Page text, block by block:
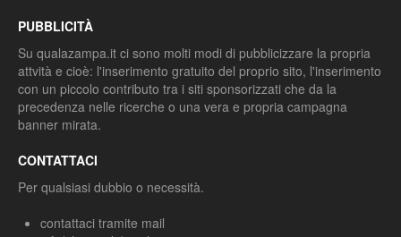
PUBBLICITÀ
Su qualazampa.it ci sono molti modi di pubblicizzare la propria
attvità e cioè: l'inserimento gratuito del proprio sito, l'inserimento
con un piccolo contributo tra i siti sponsorizzati che da la
precedenza nelle ricerche o una vera e propria campagna
banner mirata.
CONTATTACI
Per qualsiasi dubbio o necessità.
contattaci tramite mail